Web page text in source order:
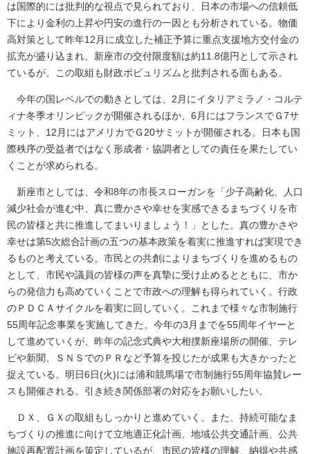
は国際的には批判的な視点で見られており、日本の市場への信頼低
下により金利の上昇や円安の進行の一因とも分析されている。物価
高対策として昨年12月に成立した補正予算に重点支援地方交付金の
拡充が盛り込まれ、新座市の交付限度額は約11.8億円として示され
ているが、この取組も財政ポピュリズムと批判される面もある。
今年の国レベルでの動きとしては、2月にイタリアミラノ・コルテ
ィナ冬季オリンピックが開催されるほか、6月にはフランスでＧ7サ
ミット、12月にはアメリカでＧ20サミットが開催される。日本も国
際秩序の受益者ではなく形成者・協調者としての責任を果たしてい
くことが求められる。
新座市としては、令和8年の市長スローガンを「少子高齢化、人口
減少社会が進む中、真に豊かさや幸せを実感できるまちづくりを市
民の皆様と共に推進してまいりましょう！」とした。真の豊かさや
幸せは第5次総合計画の五つの基本政策を着実に推進すれば実現でき
るものと考えている。市民との共創によりまちづくりを進めるもの
として、市民や議員の皆様の声を真摯に受け止めるとともに、市か
らの発信力も高めていくことで市政への理解も得られていく。行政
のＰＤＣＡサイクルを着実に回していく。これまで様々な市制施行
55周年記念事業を実施してきた。今年の3月までを55周年イヤーと
して進めていくが、昨年の記念式典や大相撲新座場所の開催、テレ
ビや新聞、ＳＮＳでのＰＲなど予算を投じたが成果も大きかったと
捉えている。明日6日(火)には浦和競馬場で市制施行55周年協賛レー
スも開催される。引き続き関係部署の対応をお願いしたい。
ＤＸ、ＧＸの取組もしっかりと進めていく。また、持続可能なま
ちづくりの推進に向けて立地適正化計画、地域公共交通計画、公共
施設再配置計画を策定しているが、市民の皆様の理解、納得や共感